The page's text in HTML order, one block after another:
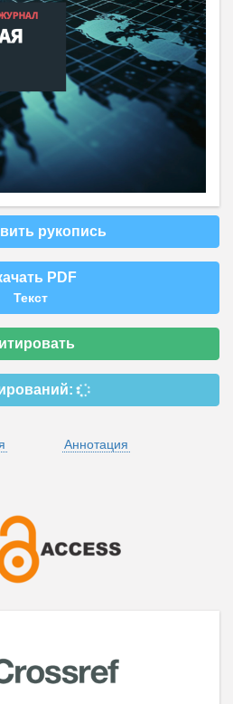
рукопись
PDF
Текст
Аннотация